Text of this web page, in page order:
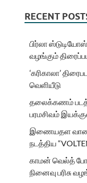
RECENT
பிர்லா
வழங்கும்
‘கரிகாலா’
வெளியீடு
தலைக்கணம்
பரமசிவம்
இணையதள
நடத்திய
காமன் வெல்த்
நினைவு பரிசு